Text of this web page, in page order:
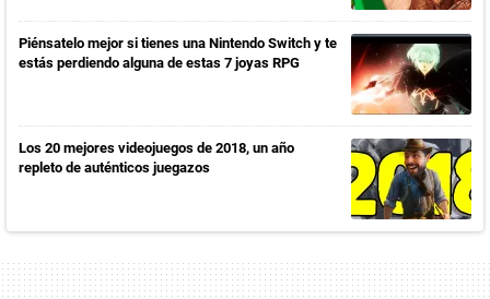
Piénsatelo mejor si tienes una Nintendo Switch y te
estás perdiendo alguna de estas 7 joyas RPG
Los 20 mejores videojuegos de 2018, un año
repleto de auténticos juegazos